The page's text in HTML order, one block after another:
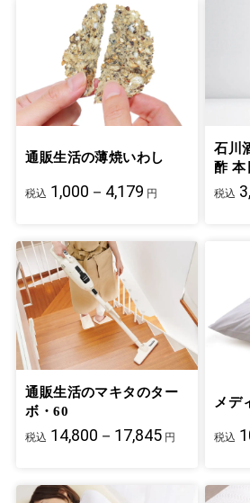
通販生活の薄焼いわし
税込 1,000－4,179 円
石川
酢 本
税込
通販生活のマキタのター
ボ・60
税込 14,800－17,845 円
メデ
税込